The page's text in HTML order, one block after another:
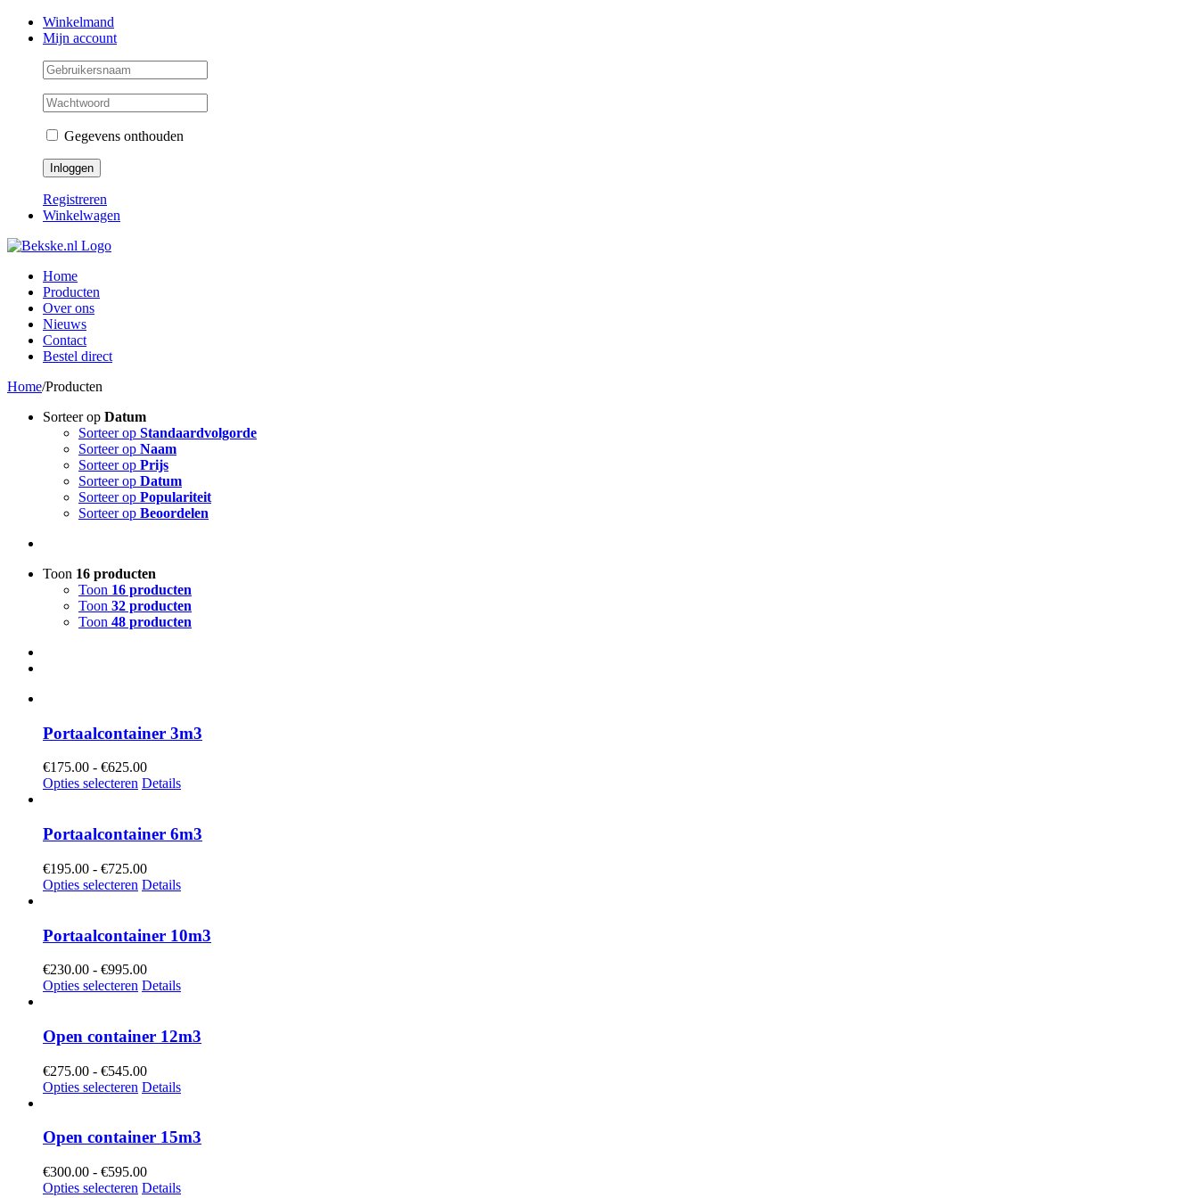
Skip
Facebook
Instagram
TwitterWinkelmand
Mijn account
Gegevens onthouden
Registreren
Winkelwagen
Home
Producten
Over ons
Nieuws
Contact
Bestel direct
Home/Producten
Sorteer op Datum
Sorteer op Standaardvolgorde
Sorteer op Naam
Sorteer op Prijs
Sorteer op Datum
Sorteer op Populariteit
Sorteer op Beoordelen
Toon 16 producten
Toon 16 producten
Toon 32 producten
Toon 48 producten
Portaalcontainer 3m3
€175.00 - €625.00Prijsklasse:
€175.00
Opties selecteren Details
Portaalcontainer 6m3
€195.00 - €725.00Prijsklasse:
€195.00
Opties selecteren Details
Portaalcontainer 10m3
€230.00 - €995.00Prijsklasse:
€230.00
Opties selecteren Details
Open container 12m3
€275.00 - €545.00Prijsklasse:
€275.00
Opties selecteren Details
Open container 15m3
€300.00 - €595.00Prijsklasse:
€300.00
Opties selecteren Details